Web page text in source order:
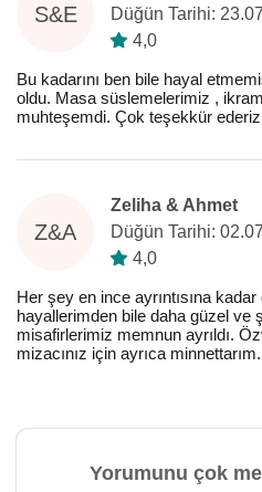
S&E
Düğün Tarihi:
4,0
Bu kadarını ben bile hayal
oldu. Masa süslemelerimiz ,
muhteşemdi. Çok teşekkür
Z&A
Zeliha & Ahmet
Düğün Tarihi:
4,0
Her şey en ince ayrıntısına
hayallerimden bile daha güzel ve
misafirlerimiz memnun ayrıldı.
mizacınız için ayrıca
Yorumunu çok